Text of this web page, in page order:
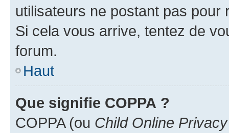
utilisateurs ne postant pas pour
Si cela vous arrive, tentez de
forum.
Haut
Que signifie COPPA ?
COPPA (ou Child Online